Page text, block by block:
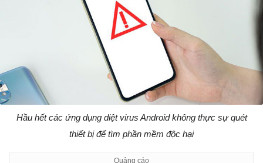
Hầu hết các ứng dụng diệt virus Android không thực sự quét
thiết bị để tìm phần mềm độc hại